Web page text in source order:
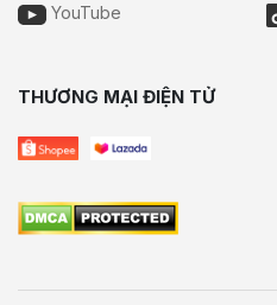
YouTube
THƯƠNG MẠI ĐIỆN TỬ